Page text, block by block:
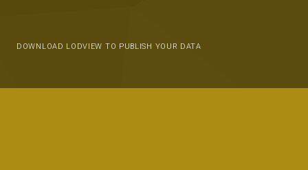
DOWNLOAD LODVIEW TO PUBLISH YOUR DATA